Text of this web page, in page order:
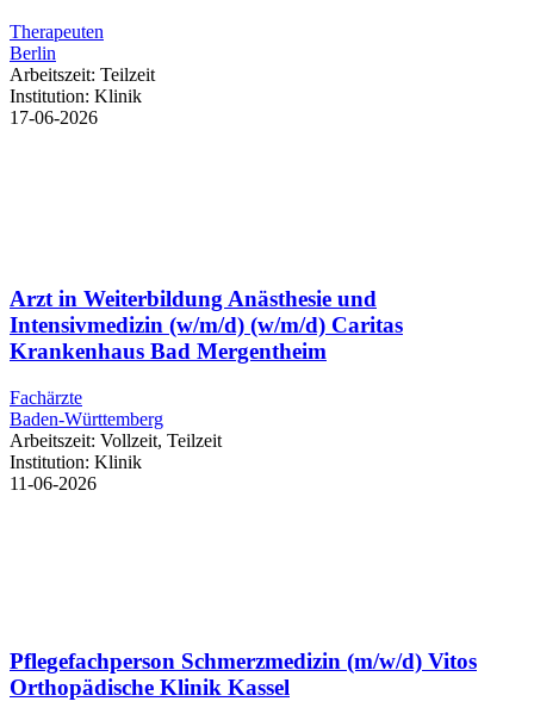
Therapeuten
Berlin
Arbeitszeit: Teilzeit
Institution: Klinik
17-06-2026
Arzt in Weiterbildung Anästhesie und
Intensivmedizin (w/m/d) (w/m/d) Caritas
Krankenhaus Bad Mergentheim
Fachärzte
Baden-Württemberg
Arbeitszeit: Vollzeit, Teilzeit
Institution: Klinik
11-06-2026
Pflegefachperson Schmerzmedizin (m/w/d) Vitos
Orthopädische Klinik Kassel